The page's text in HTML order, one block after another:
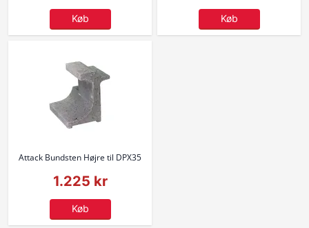
Køb Køb
Attack Bundsten Højre til DPX35
1.225 kr
Køb